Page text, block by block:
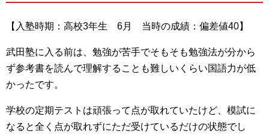
【入塾時期：高校3年生 6月 当時の成績：偏差値40】
武田塾に入る前は、勉強が苦手でそもそも勉強法が分から
ず参考書を読んで理解することも難しいくらい国語力が低
かったです。
学校の定期テストは頑張って点が取れていたけど、模試に
なると全く点が取れずにただ受けているだけの状態でし